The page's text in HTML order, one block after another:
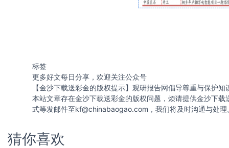
标签
更多好文每日分享，欢迎关注公众号
【金沙下载送彩金的版权提示】观研报告网倡导尊重与保护
本站文章存在金沙下载送彩金的版权问题，烦请提供金沙下
式等发邮件至kf@chinabaogao.com ，我们将及时沟通与处理
猜你喜欢